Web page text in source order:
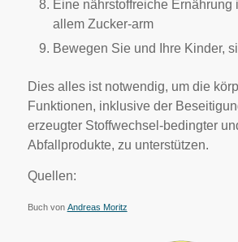
Eine nährstoffreiche Ernährung
allem Zucker-arm
Bewegen Sie und Ihre Kinder,
Dies alles ist notwendig, um die
Funktionen, inklusive der
erzeugter Stoffwechsel-bedingter
Abfallprodukte, zu unterstützen.
Quellen:
Buch von Andreas Moritz